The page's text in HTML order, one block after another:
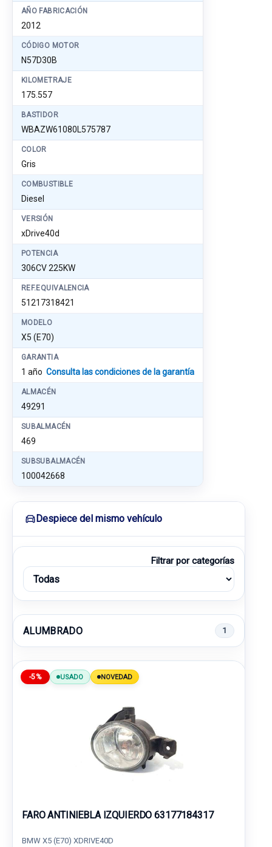
AÑO FABRICACIÓN
2012
CÓDIGO MOTOR
N57D30B
KILOMETRAJE
175.557
BASTIDOR
WBAZW61080L575787
COLOR
Gris
COMBUSTIBLE
Diesel
VERSIÓN
xDrive40d
POTENCIA
306CV 225KW
REF.EQUIVALENCIA
51217318421
MODELO
X5 (E70)
GARANTIA
1 año Consulta las condiciones de la garantía
ALMACÉN
49291
SUBALMACÉN
469
SUBSUBALMACÉN
100042668
Despiece del mismo vehículo
Filtrar por categorías
ALUMBRADO 1
-5% USADO NOVEDAD
FARO ANTINIEBLA IZQUIERDO 63177184317
BMW X5 (E70) XDRIVE40D